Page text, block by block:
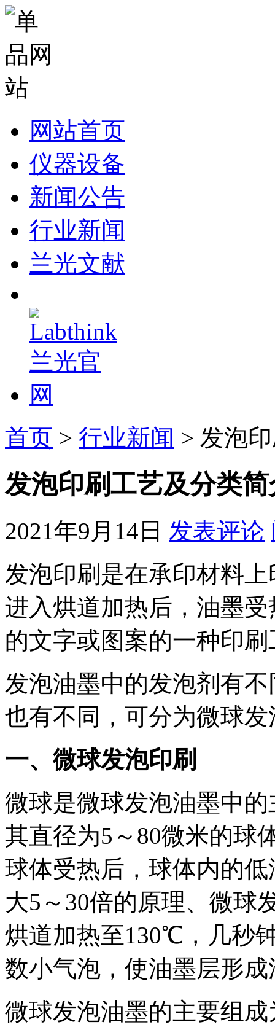
网站首页
仪器设备
新闻公告
行业新闻
兰光文献
首页 > 行业新闻 > 发泡
发泡印刷工艺及分类简
2021年9月14日 发表评论
发泡印刷是在承印材料
进入烘道加热后，油墨
的文字或图案的一种印刷
发泡油墨中的发泡剂有
也有不同，可分为微球
一、微球发泡印刷
微球是微球发泡油墨中
其直径为5～80微米的球
球体受热后，球体内的
大5～30倍的原理、微球
烘道加热至130℃，几秒
数小气泡，使油墨层形
微球发泡油墨的主要组